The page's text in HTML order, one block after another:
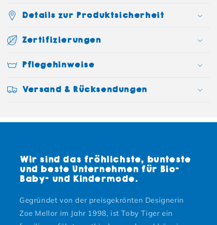
Details zur Produktsicherheit
Zertifizierungen
Pflegehinweise
Versand & Rücksendungen
Wir sind das fröhlichste, bunteste
und beste Unternehmen für Bio-
Baby- und Kindermode.
Gegründet von der preisgekrönten Designerin
Zoe Mellor im Jahr 1998, ist Toby Tiger ein